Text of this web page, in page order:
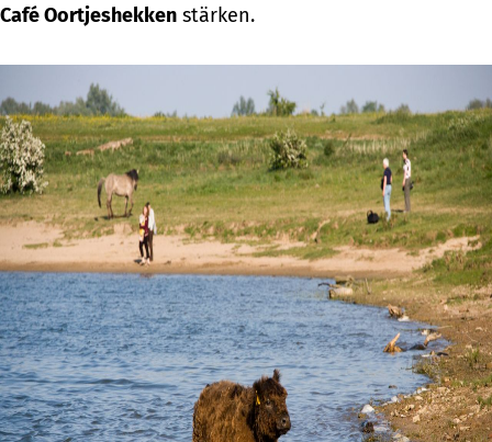
Café Oortjeshekken stärken.